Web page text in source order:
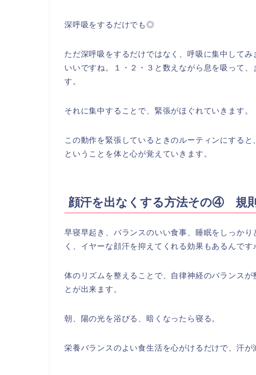
深呼吸をするだけでも◎
ただ深呼吸をするだけではなく、呼吸に集中して
いいですね。１・２・３と数えながら息を吸って
す。
それに集中することで、緊張がほぐれていきます。
この動作を緊張しているときのルーティンにする
ということを体と心が覚えていきます。
顔汗を出なくする方法その④ 規
早寝早起き、バランスのいい食事、睡眠をしっか
く、イヤーな顔汗を抑えてくれる効果もあるんです♪
体のリズムを整えることで、自律神経のバランス
とが出来ます。
朝、陽の光を浴びる、暗くなったら寝る。
栄養バランスのよい食生活を心がけるだけで、汗が